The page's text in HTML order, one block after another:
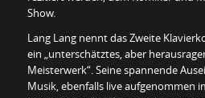
Show.
Lang Lang nennt das Zweite
ein „unterschätztes, aber
Meisterwerk“. Seine spannende
Musik, ebenfalls live aufgenommen